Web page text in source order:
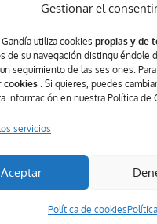
Gestionar el
utiliza cookies propias y de
de su navegación distinguiéndole
seguimiento de las sesiones.
cookies . Si quieres, puedes
información en nuestra Política de
servicios
Aceptar
Política de cookies
REDES SOCIALES